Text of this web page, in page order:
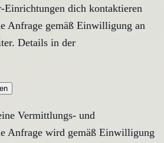
Einrichtungen dich kontaktieren
Anfrage gemäß Einwilligung an
Details in der
Vermittlungs- und
Anfrage wird gemäß Einwilligung